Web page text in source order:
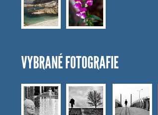
VYBRANÉ FOTOGRAFIE